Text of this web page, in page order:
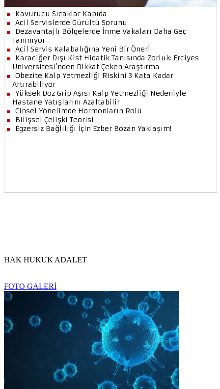
HAK HUKUK ADALET
FOTO GALERİ